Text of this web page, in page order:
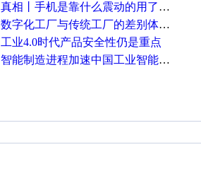
真相丨手机是靠什么震动的用了这么多年才知道！
数字化工厂与传统工厂的差别体现在哪里？
工业4.0时代产品安全性仍是重点
智能制造进程加速中国工业智能化之路发展趋势明显